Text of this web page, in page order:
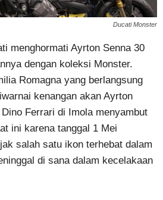
Ducati Monster
menghormati Ayrton Senna 30
dengan koleksi Monster.
Romagna yang berlangsung
kenangan akan Ayrton
Ferrari di Imola menyambut
ini karena tanggal 1 Mei
salah satu ikon terhebat dalam
di sana dalam kecelakaan